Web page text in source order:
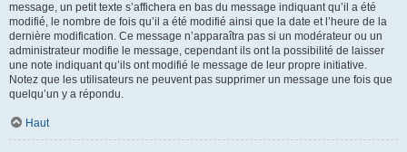
message, un petit texte s’affichera en bas du message indiquant qu’il a été
modifié, le nombre de fois qu’il a été modifié ainsi que la date et l’heure de la
dernière modification. Ce message n’apparaîtra pas si un modérateur ou un
administrateur modifie le message, cependant ils ont la possibilité de laisser
une note indiquant qu’ils ont modifié le message de leur propre initiative.
Notez que les utilisateurs ne peuvent pas supprimer un message une fois que
quelqu’un y a répondu.
Haut